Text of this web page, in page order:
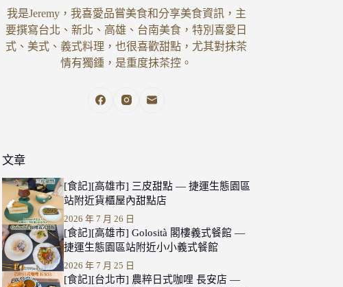
我是Jeremy，我喜愛品嘗美食和分享美食資訊，主
要撰寫台北、新北、高雄、台南美食，特別喜愛日
式、美式、義式料理，也很喜歡甜點，尤其對抹茶
情有獨鍾，是重度抹茶控。
文章
[食記][高雄市] 三皮甜點 — 捷運生態園區
站附近貨櫃屋內甜點店
2026 年 7 月 26 日
[食記][高雄市] Golosità 閣樓義式餐館 —
捷運生態園區站附近小小義式餐館
2026 年 7 月 25 日
[食記][台北市] 農粹日式咖哩 長安店 —